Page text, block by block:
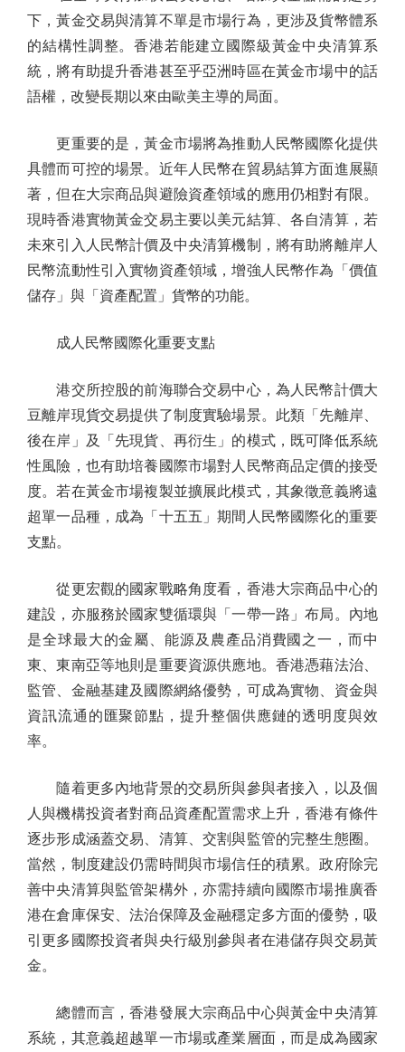
下，黃金交易與清算不單是市場行為，更涉及貨幣體系
的結構性調整。香港若能建立國際級黃金中央清算系
統，將有助提升香港甚至乎亞洲時區在黃金市場中的話
語權，改變長期以來由歐美主導的局面。
更重要的是，黃金市場將為推動人民幣國際化提供
具體而可控的場景。近年人民幣在貿易結算方面進展顯
著，但在大宗商品與避險資產領域的應用仍相對有限。
現時香港實物黃金交易主要以美元結算、各自清算，若
未來引入人民幣計價及中央清算機制，將有助將離岸人
民幣流動性引入實物資產領域，增強人民幣作為「價值
儲存」與「資產配置」貨幣的功能。
成人民幣國際化重要支點
港交所控股的前海聯合交易中心，為人民幣計價大
豆離岸現貨交易提供了制度實驗場景。此類「先離岸、
後在岸」及「先現貨、再衍生」的模式，既可降低系統
性風險，也有助培養國際市場對人民幣商品定價的接受
度。若在黃金市場複製並擴展此模式，其象徵意義將遠
超單一品種，成為「十五五」期間人民幣國際化的重要
支點。
從更宏觀的國家戰略角度看，香港大宗商品中心的
建設，亦服務於國家雙循環與「一帶一路」布局。內地
是全球最大的金屬、能源及農產品消費國之一，而中
東、東南亞等地則是重要資源供應地。香港憑藉法治、
監管、金融基建及國際網絡優勢，可成為實物、資金與
資訊流通的匯聚節點，提升整個供應鏈的透明度與效
率。
隨着更多內地背景的交易所與參與者接入，以及個
人與機構投資者對商品資產配置需求上升，香港有條件
逐步形成涵蓋交易、清算、交割與監管的完整生態圈。
當然，制度建設仍需時間與市場信任的積累。政府除完
善中央清算與監管架構外，亦需持續向國際市場推廣香
港在倉庫保安、法治保障及金融穩定多方面的優勢，吸
引更多國際投資者與央行級別參與者在港儲存與交易黃
金。
總體而言，香港發展大宗商品中心與黃金中央清算
系統，其意義超越單一市場或產業層面，而是成為國家